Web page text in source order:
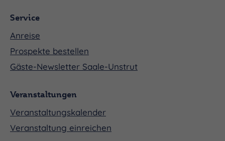
Service
Anreise
Prospekte bestellen
Gäste-Newsletter Saale-Unstrut
Veranstaltungen
Veranstaltungskalender
Veranstaltung einreichen